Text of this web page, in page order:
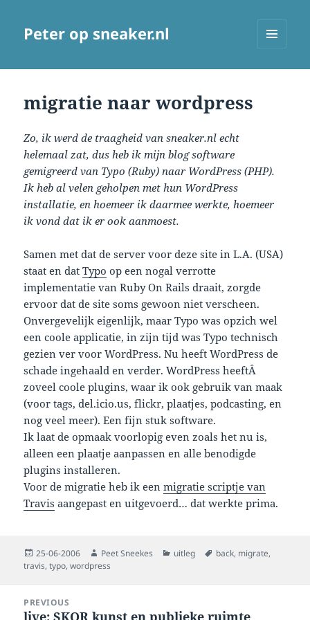
Peter op sneaker.nl
migratie naar wordpress
Zo, ik werd de traagheid van sneaker.nl echt
helemaal zat, dus heb ik mijn blog software
gemigreerd van Typo (Ruby) naar WordPress (PHP).
Ik heb al velen geholpen met hun WordPress
installatie, en hoemeer ik daarmee werkte, hoemeer
ik vond dat ik er ook aanmoest.
Samen met dat de server voor deze site in L.A. (USA)
staat en datTypo op een nogal verrotte
implementatie van Ruby On Rails draait, zorgde
ervoor dat de site soms gewoon niet verscheen.
Onvergevelijk eigenlijk, maar Typo was opzich wel
een coole applicatie, in zijn tijd was Typo technisch
gezien ver voor WordPress. Nu heeft WordPress de
schade ingehaald en verder. WordPress heeftÂ
zoveel coole plugins, waar ik ook gebruik van maak
(voor tags, del.icio.us, flickr, plaatjes, podcasting, en
nog veel meer). Een fijn stuk software.
Ik laat de opmaak voorlopig even zoals het nu is,
alleen een plaatje aanpassen en alle benodigde
plugins installeren.
Voor de migratie heb ik eenmigratie scriptje van
Travis aangepast en uitgevoerd… dat werkte prima.
Posted
on
25-06-2006 Author
Peet Sneekes Categories
uitleg Tags
back, migrate,
travis,typo,wordpress
navigation
PREVIOUS
Previous